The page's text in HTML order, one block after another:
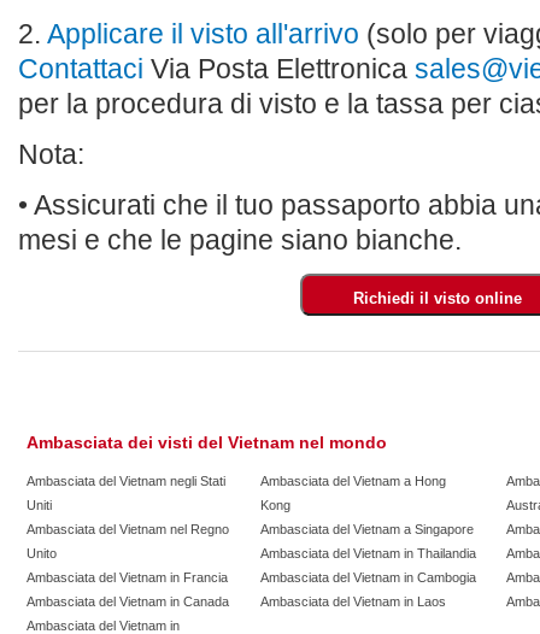
2. Applicare il visto all'arrivo (solo per
Contattaci Via Posta Elettronica
per la procedura di visto e la tassa per
Nota:
• Assicurati che il tuo passaporto abbia
mesi e che le pagine siano bianche.
Ambasciata dei visti del Vietnam nel mondo
Ambasciata del Vietnam negli Stati
Uniti
Ambasciata del Vietnam nel Regno
Unito
Ambasciata del Vietnam in Francia
Ambasciata del Vietnam in Canada
Ambasciata del Vietnam in
Ambasciata del Vietnam a Hong
Kong
Ambasciata del Vietnam a Singapore
Ambasciata del Vietnam in Thailandia
Ambasciata del Vietnam in Cambogia
Ambasciata del Vietnam in Laos